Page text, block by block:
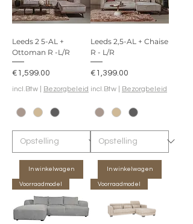
Leeds 2 5-AL +
Ottoman R -L/R
Prijs
€1,599.00
incl.Btw Bezorgbeleid
In winkelwagen
Leeds 2,5-AL + Chaise
R - L/R
Prijs
€1,399.00
incl.Btw Bezorgbeleid
In winkelwagen
Voorraadmodel Voorraadmodel